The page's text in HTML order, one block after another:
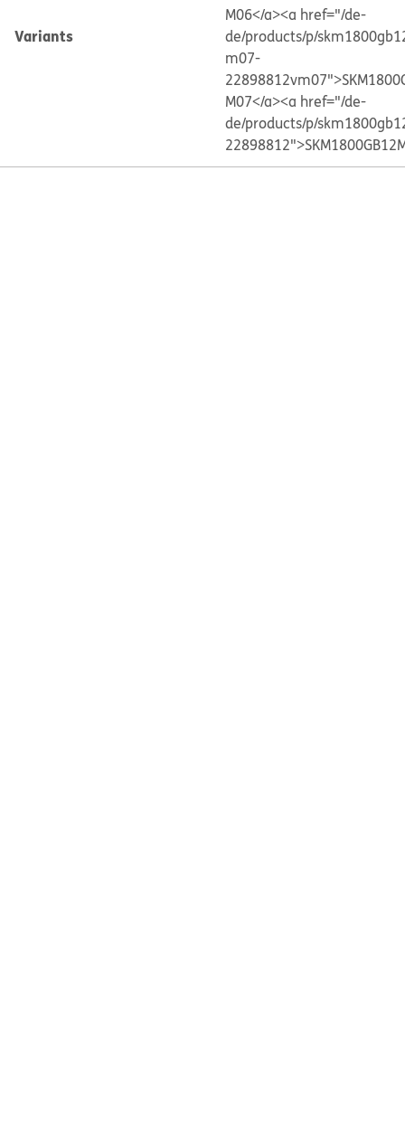
Variants
M06</a><a href="/de-
de/products/p/
m07-
M07</a><a href="/de-
de/products/p/